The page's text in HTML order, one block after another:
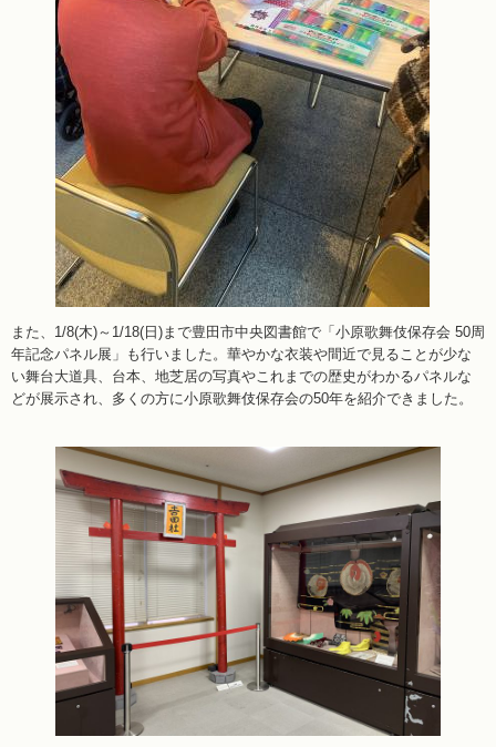
また、1/8(木)～1/18(日)まで豊田市中央図書館で「小原歌舞伎保存会 50周
年記念パネル展」も行いました。華やかな衣装や間近で見ることが少な
い舞台大道具、台本、地芝居の写真やこれまでの歴史がわかるパネルな
どが展示され、多くの方に小原歌舞伎保存会の50年を紹介できました。